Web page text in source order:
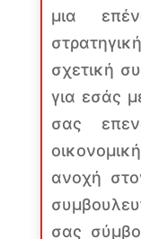
μια
σχετική
για εσάς
σας
ανοχή
σας